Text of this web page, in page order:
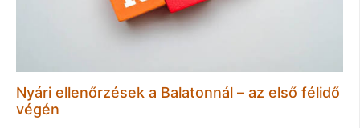
Nyári ellenőrzések a Balatonnál – az első félidő
végén